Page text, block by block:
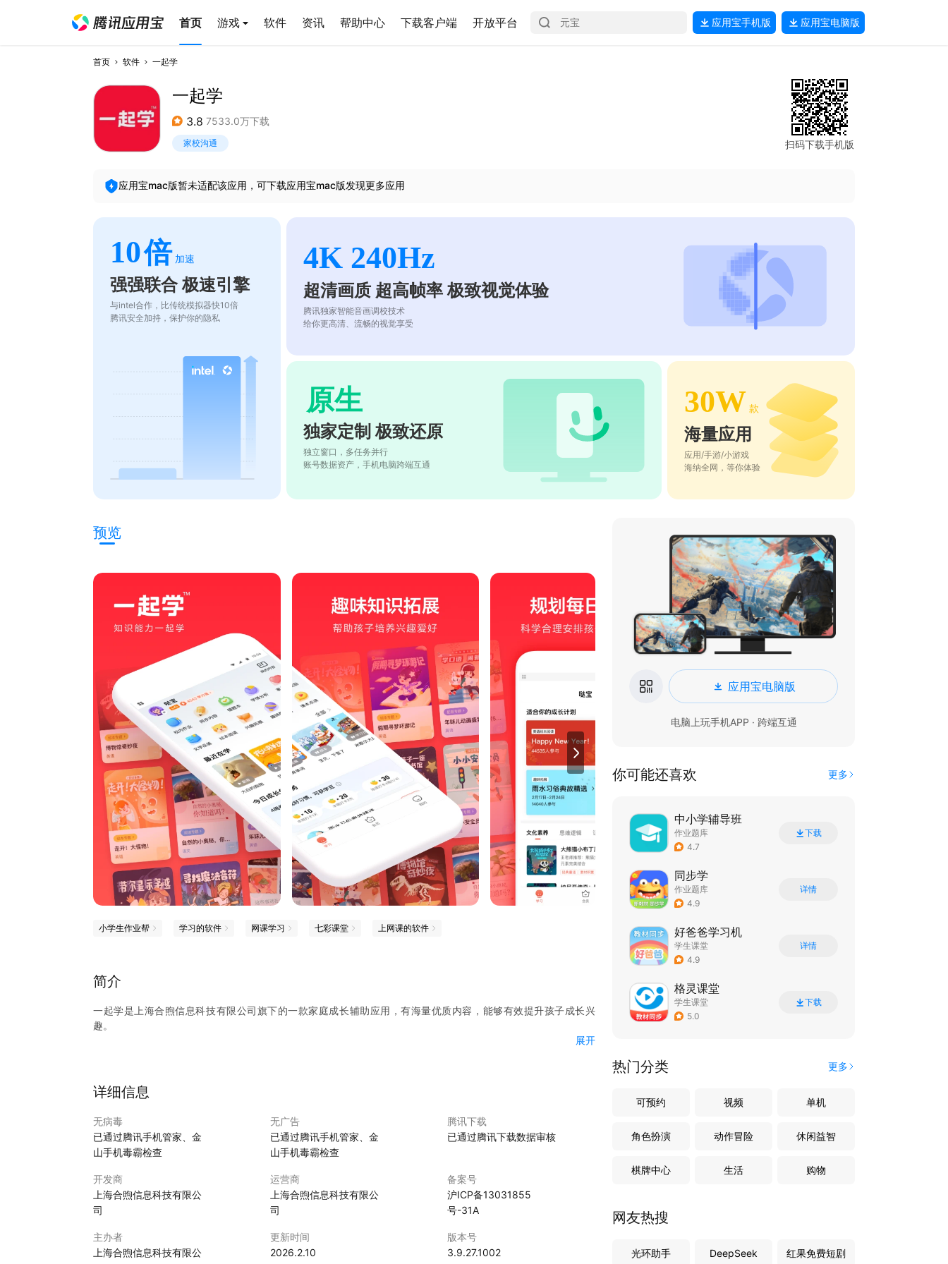
首页 游戏 软件 资讯 帮助中心 下载客户端 开放平台 应用宝手机版 应用宝电脑版
首页 软件 一起学
一起学
3.8 7533.0万下载
家校沟通 扫码下载手机版
应用宝mac版暂未适配该应用，可下载应用宝mac版发现更多应用
10倍 加速
强强联合 极速引擎
与intel合作，比传统模拟器快10倍
腾讯安全加持，保护你的隐私
4K 240Hz
超清画质 超高帧率 极致视觉体验
腾讯独家智能音画调校技术
给你更高清、流畅的视觉享受
原生
独家定制 极致还原
独立窗口，多任务并行
账号数据资产，手机电脑跨端互通
30W 款
海量应用
应用/手游/小游戏
海纳全网，等你体验
预览
小学生作业帮 学习的软件 网课学习 七彩课堂 上网课的软件
简介
一起学是上海合煦信息科技有限公司旗下的一款家庭成长辅助应用，有海量优质内容，能够有效提升孩子成长兴
趣。
校内报告：校内作业和能力测评反馈，随时查看孩子成长动态
错题本：系统自动记录孩子的错题情况，找出孩子薄弱环节，逐个击破；
【助力孩子个性成长】
成长任务：鼓励坚持自主打卡，培养孩子终身受用的德育习惯；
家长奖励：对孩子优异表现及时鼓励，提升孩子自主性和幸福感；
【海量免费素养资源】
文学品鉴：孩子的专属图书馆，内容丰富，趣味性强，带孩子诵读经典，传承文化
绘本阅读：海量英文绘本畅读，培养孩子英语阅读兴趣和习惯，能力提升看得见；
兴趣拓展：趣味动画视频内容，助力益智思维启发，让孩子开阔眼界，爱上思考
趣味配音：精选动画和电影片段，边看边学边练，浸入式学习让口语练习不再枯燥；
课本点读：手机变身智能点读机，标准发音＋跟读课文＋语音测评，让孩子听得懂，说得出，记得牢。
展开
详细信息
无病毒
已通过腾讯手机管家、金
山手机毒霸检查
无广告
已通过腾讯手机管家、金
山手机毒霸检查
腾讯下载
已通过腾讯下载数据审核
开发商
上海合煦信息科技有限公
司
运营商
上海合煦信息科技有限公
司
备案号
沪ICP备13031855
号-31A
主办者
上海合煦信息科技有限公
更新时间
2026.2.10
版本号
3.9.27.1002
应用宝电脑版
电脑上玩手机APP · 跨端互通
你可能还喜欢 更多
中小学辅导班
作业题库
4.7
下载
同步学
作业题库
4.9
详情
好爸爸学习机
学生课堂
4.9
详情
格灵课堂
学生课堂
5.0
下载
热门分类 更多
可预约 视频 单机
角色扮演 动作冒险 休闲益智
棋牌中心 生活 购物
网友热搜
光环助手 DeepSeek 红果免费短剧